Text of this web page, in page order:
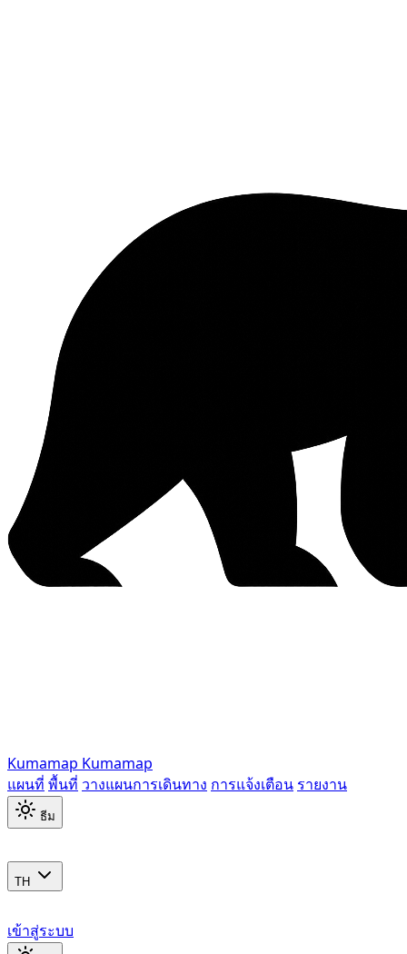
Kumamap Kumamap
แผนที่ พื้นที่ วางแผนการเดินทาง การแจ้งเตือน รายงาน
ธีม
TH
เข้าสู่ระบบ